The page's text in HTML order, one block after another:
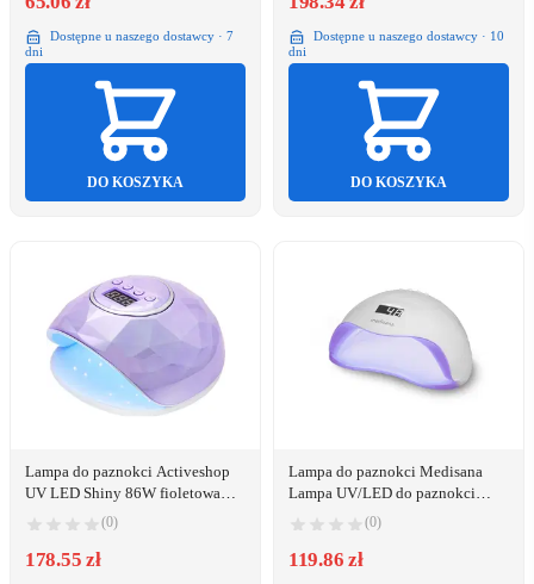
Dostępne u naszego dostawcy · 7
dni
DO KOSZYKA
Dostępne u naszego dostawcy · 10
dni
DO KOSZYKA
Lampa do paznokci Activeshop
UV LED Shiny 86W fioletowa
perła (143808)
(0)
178.55 zł
Lampa do paznokci Medisana
Lampa UV/LED do paznokci
Medisana ND 880
(0)
119.86 zł